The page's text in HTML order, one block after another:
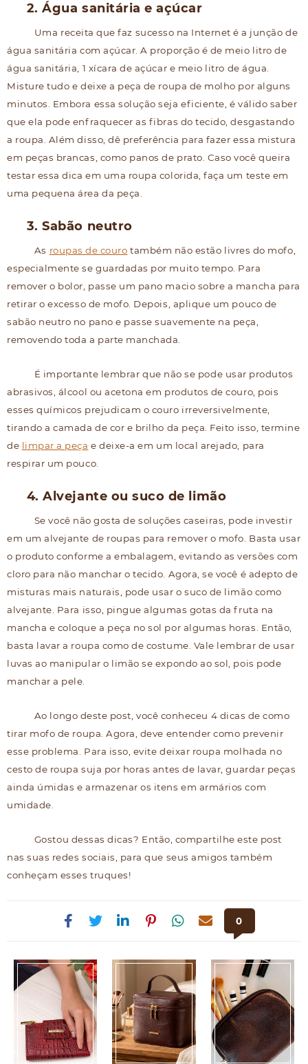
2. Água sanitária e açúcar
Uma receita que faz sucesso na Internet é a junção de
água sanitária com açúcar. A proporção é de meio litro de
água sanitária, 1 xícara de açúcar e meio litro de água.
Misture tudo e deixe a peça de roupa de molho por alguns
minutos. Embora essa solução seja eficiente, é válido saber
que ela pode enfraquecer as fibras do tecido, desgastando
a roupa. Além disso, dê preferência para fazer essa mistura
em peças brancas, como panos de prato. Caso você queira
testar essa dica em uma roupa colorida, faça um teste em
uma pequena área da peça.
3. Sabão neutro
As roupas de couro também não estão livres do mofo,
especialmente se guardadas por muito tempo. Para
remover o bolor, passe um pano macio sobre a mancha para
retirar o excesso de mofo. Depois, aplique um pouco de
sabão neutro no pano e passe suavemente na peça,
removendo toda a parte manchada.
É importante lembrar que não se pode usar produtos
abrasivos, álcool ou acetona em produtos de couro, pois
esses químicos prejudicam o couro irreversivelmente,
tirando a camada de cor e brilho da peça. Feito isso, termine
de limpar a peça e deixe-a em um local arejado, para
respirar um pouco.
4. Alvejante ou suco de limão
Se você não gosta de soluções caseiras, pode investir
em um alvejante de roupas para remover o mofo. Basta usar
o produto conforme a embalagem, evitando as versões com
cloro para não manchar o tecido. Agora, se você é adepto de
misturas mais naturais, pode usar o suco de limão como
alvejante. Para isso, pingue algumas gotas da fruta na
mancha e coloque a peça no sol por algumas horas. Então,
basta lavar a roupa como de costume. Vale lembrar de usar
luvas ao manipular o limão se expondo ao sol, pois pode
manchar a pele.
Ao longo deste post, você conheceu 4 dicas de como
tirar mofo de roupa. Agora, deve entender como prevenir
esse problema. Para isso, evite deixar roupa molhada no
cesto de roupa suja por horas antes de lavar, guardar peças
ainda úmidas e armazenar os itens em armários com
umidade.
Gostou dessas dicas? Então, compartilhe este post
nas suas redes sociais, para que seus amigos também
conheçam esses truques!
0